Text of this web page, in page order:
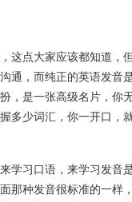
这点大家应该都知道，
通，而纯正的英语发音
，是一张高级名片，你
多少词汇，你一开口，
学习口语，来学习发音
那种发音很标准的一样